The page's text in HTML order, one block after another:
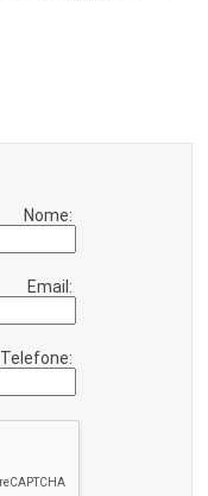
Nome:
Email:
Telefone: